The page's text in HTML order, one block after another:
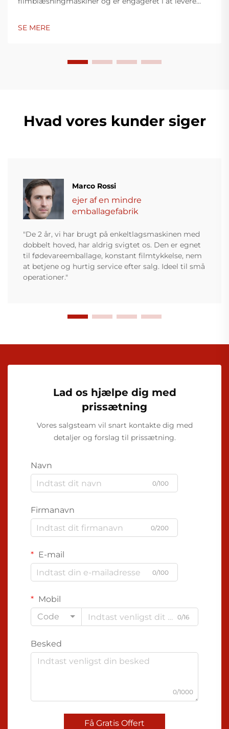
teknologi, er højtydende, energieffektive og stabile,
SE MERE
Hvad vores kunder siger
Marco Rossi
ejer af en mindre
emballagefabrik
"De 2 år, vi har brugt på enkeltlagsmaskinen med
dobbelt hoved, har aldrig svigtet os. Den er egnet
til fødevareemballage, konstant filmtykkelse, nem
at betjene og hurtig service efter salg. Ideel til små
operationer."
Lad os hjælpe dig med
prissætning
Vores salgsteam vil snart kontakte dig med
detaljer og forslag til prissætning.
Navn
0/100
Firmanavn
0/200
E-mail
0/100
Mobil
Code
0/16
Besked
0/1000
Få Gratis Offert